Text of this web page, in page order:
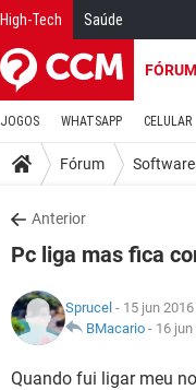
High-Tech Saúde
FÓRUM
JOGOS WHATSAPP CELULAR
Fórum
Anterior
Pc liga mas fica
Sprucel - 15 jun
BMacario - 16
Quando fui ligar meu